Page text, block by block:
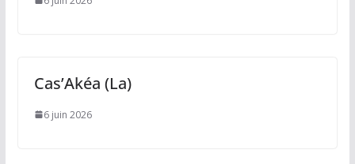
Cas’Akéa (La)
6 juin 2026